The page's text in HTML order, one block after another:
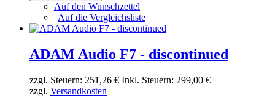
Auf den Wunschzettel
| Auf die Vergleichsliste
ADAM Audio F7 - discontinued
zzgl. Steuern: 251,26 € Inkl. Steuern: 299,00 €
zzgl. Versandkosten